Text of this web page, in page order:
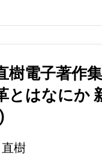
樹電子著作
とはなにか
樹